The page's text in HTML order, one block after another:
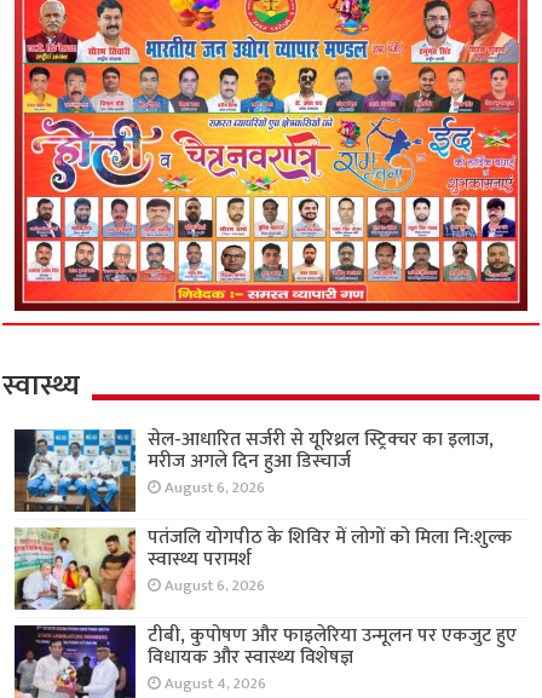
स्वास्थ्य
सेल-आधारित सर्जरी से यूरिथ्रल स्ट्रिक्चर का इलाज,
मरीज अगले दिन हुआ डिस्चार्ज
August 6, 2026
पतंजलि योगपीठ के शिविर में लोगों को मिला नि:शुल्क
स्वास्थ्य परामर्श
August 6, 2026
टीबी, कुपोषण और फाइलेरिया उन्मूलन पर एकजुट हुए
विधायक और स्वास्थ्य विशेषज्ञ
August 4, 2026